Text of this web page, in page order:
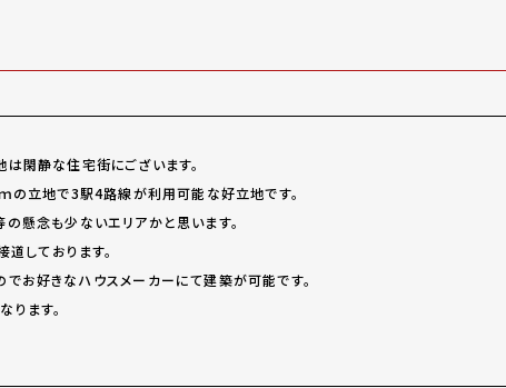
閑静な住宅街にございます。
立地で3駅4路線が利用可能な好立地です。
懸念も少ないエリアかと思います。
しております。
お好きなハウスメーカーにて建築が可能です。
ます。